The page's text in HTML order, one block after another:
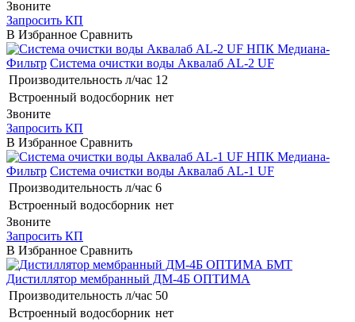
Звоните
Запросить КП
В Избранное Сравнить
НПК Медиана-
Фильтр Система очистки воды Аквалаб AL-2 UF
Производительность л/час 12
Встроенный водосборник нет
Звоните
Запросить КП
В Избранное Сравнить
НПК Медиана-
Фильтр Система очистки воды Аквалаб AL-1 UF
Производительность л/час 6
Встроенный водосборник нет
Звоните
Запросить КП
В Избранное Сравнить
БМТ
Дистиллятор мембранный ДМ-4Б ОПТИМА
Производительность л/час 50
Встроенный водосборник нет